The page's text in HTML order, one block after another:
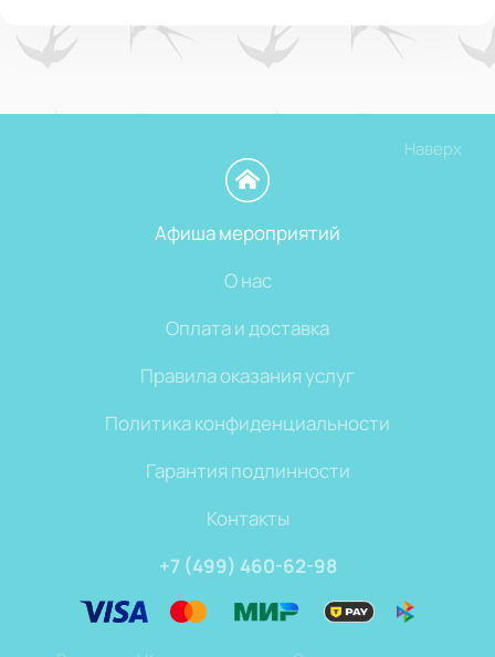
Наверх
Афиша мероприятий
О нас
Оплата и доставка
Правила оказания услуг
Политика конфиденциальности
Гарантия подлинности
Контакты
+7 (499) 460-62-98